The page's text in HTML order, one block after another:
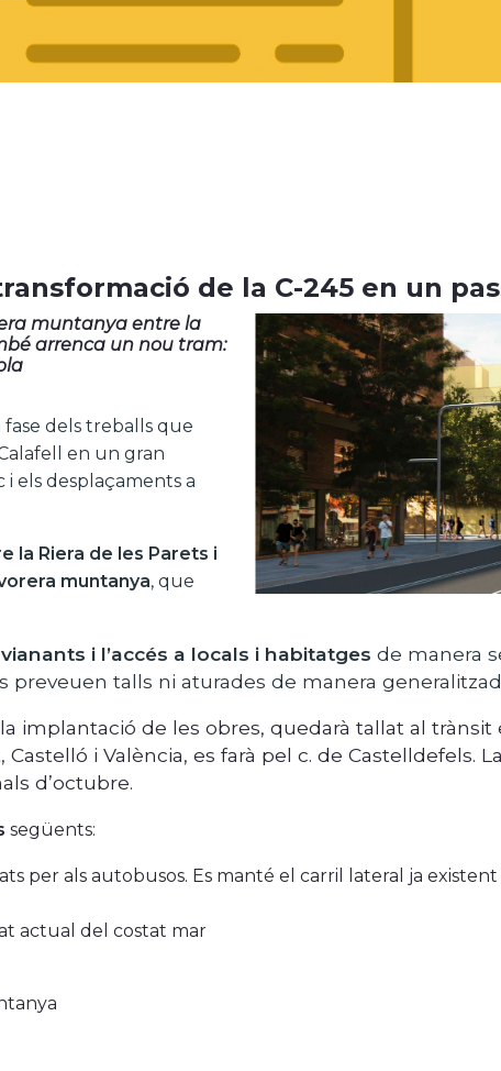
de la C-245 en un
muntanya entre la
arrenca un nou tram:
dels treballs que
en un gran
els desplaçaments a
la Riera de les Parets i
muntanya, que
i l’accés a locals i habitatges de manera
preveuen talls ni aturades de manera
implantació de les obres, quedarà tallat al trànsit
i València, es farà pel c. de Castelldefels.
d’octubre.
següents:
per als autobusos. Es manté el carril lateral ja
actual del costat mar